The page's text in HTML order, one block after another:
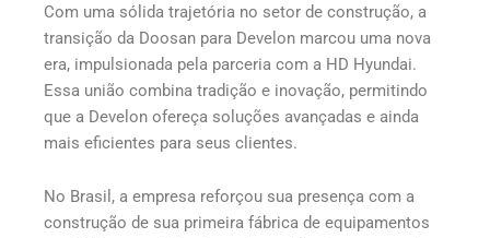
Com uma sólida trajetória no setor de construção, a
transição da Doosan para Develon marcou uma nova
era, impulsionada pela parceria com a HD Hyundai.
Essa união combina tradição e inovação, permitindo
que a Develon ofereça soluções avançadas e ainda
mais eficientes para seus clientes.
No Brasil, a empresa reforçou sua presença com a
construção de sua primeira fábrica de equipamentos